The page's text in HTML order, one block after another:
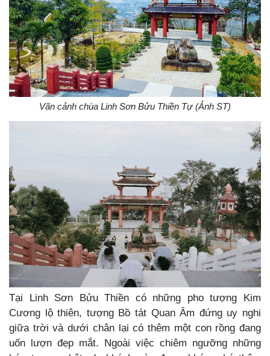
Vãn cảnh chùa Linh Sơn Bửu Thiền Tự (Ảnh ST)
Tại Linh Sơn Bửu Thiền có những pho tượng Kim
Cương lộ thiên, tượng Bồ tát Quan Âm đứng uy nghi
giữa trời và dưới chân lại có thêm một con rồng đang
uốn lượn đẹp mắt. Ngoài việc chiêm ngưỡng những